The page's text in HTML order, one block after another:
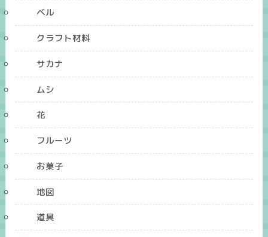
ベル
クラフト材料
サカナ
ムシ
花
フルーツ
お菓子
地図
道具